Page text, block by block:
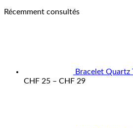
Récemment consultés
Bracelet Quartz
CHF 25 – CHF 29Price